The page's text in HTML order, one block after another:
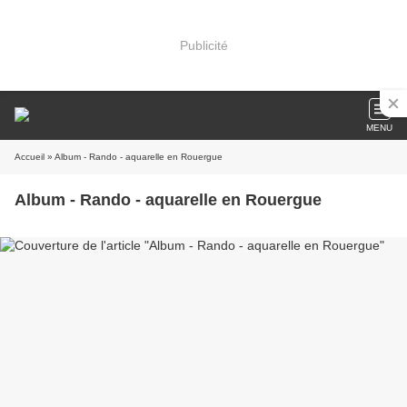
Publicité
MENU
Accueil » Album - Rando - aquarelle en Rouergue
Album - Rando - aquarelle en Rouergue